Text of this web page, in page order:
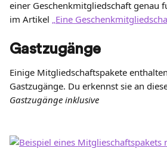
einer Geschenkmitgliedschaft genau
im Artikel „Eine
Gastzugänge
Einige Mitgliedschaftspakete
Gastzugänge. Du erkennst sie an
Gastzugänge inklusive